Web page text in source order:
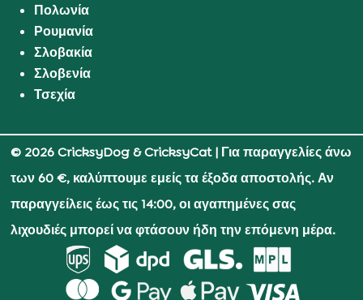
Πολωνία
Ρουμανία
Σλοβακία
Σλοβενία
Τσεχία
© 2026 CricksyDog & CricksyCat| Για παραγγελίες άνω
των 60 €, καλύπτουμε εμείς τα έξοδα αποστολής. Αν
παραγγείλεις έως τις 14:00, οι αγαπημένες σας
λιχουδιές μπορεί να φτάσουν ήδη την επόμενη μέρα.